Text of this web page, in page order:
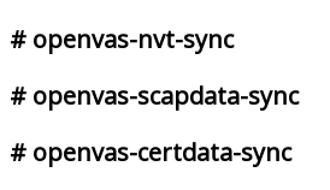
# openvas-nvt-sync
# openvas-scapdata-sync
# openvas-certdata-sync